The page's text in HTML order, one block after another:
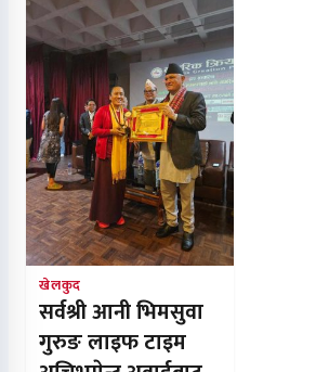
खेलकुद
सर्वश्री आनी भिमसुवा
गुरुङ लाइफ टाइम